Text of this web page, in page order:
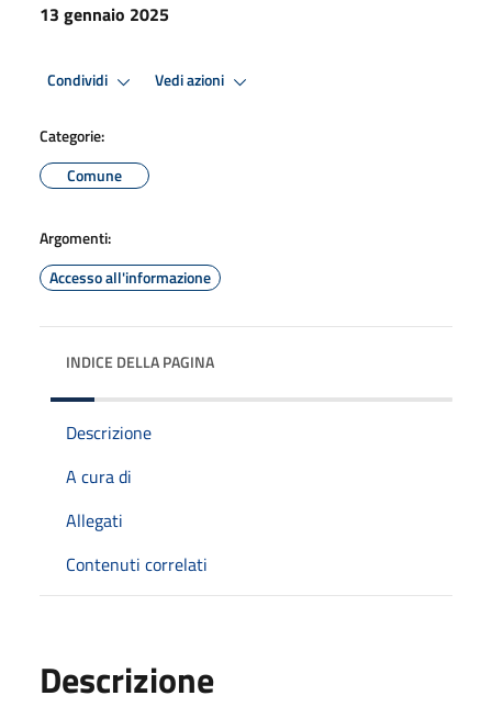
13 gennaio 2025
Condividi Vedi azioni
Categorie:
Comune
Argomenti:
Accesso all'informazione
INDICE DELLA PAGINA
Descrizione
A cura di
Allegati
Contenuti correlati
Descrizione